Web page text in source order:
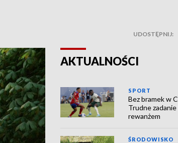
UDOSTĘPNIJ:
AKTUALNOŚCI
SPORT
Bez bramek w
Trudne
rewanżem
ŚRODOWISKO